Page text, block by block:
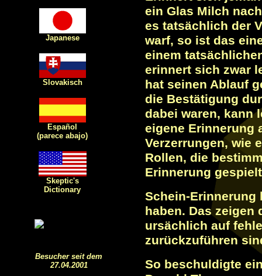
Japanese
Slovakisch
Español
(parece abajo)
Skeptic's
Dictionary
Besucher seit dem
27.04.2001
ein Glas Milch
es tatsächlich der
warf, so ist das
einem
erinnert sich zwar
hat seinen Ablauf
die Bestätigung
dabei waren, kann
eigene Erinnerung
Verzerrungen, wie
Rollen, die
Erinnerung
Schein-Erinnerung
haben. Das zeigen
ursächlich auf
zurückzuführen
So beschuldigte